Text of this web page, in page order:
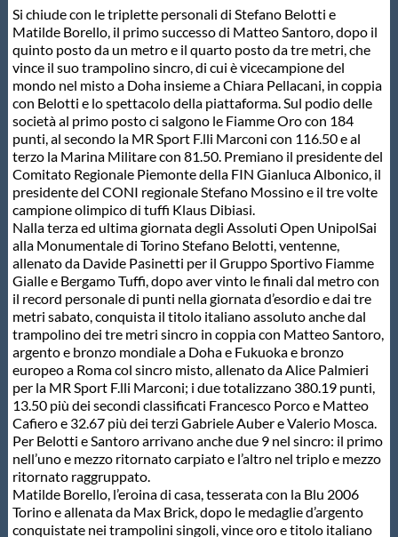
Scuole Nuoto
Propaganda
Centri Federali
Area Legislativa
Protezione Civile
Qualità
Sostenibilità
Privacy
Cookie Policy
Archivio News
Si chiude con le triplette personali di Stefano Belotti e
Matilde Borello, il primo successo di Matteo Santoro, dopo il
quinto posto da un metro e il quarto posto da tre metri, che
vince il suo trampolino sincro, di cui è vicecampione del
mondo nel misto a Doha insieme a Chiara Pellacani, in coppia
con Belotti e lo spettacolo della piattaforma. Sul podio delle
società al primo posto ci salgono le Fiamme Oro con 184
punti, al secondo la MR Sport F.lli Marconi con 116.50 e al
terzo la Marina Militare con 81.50. Premiano il presidente del
Comitato Regionale Piemonte della FIN Gianluca Albonico, il
presidente del CONI regionale Stefano Mossino e il tre volte
campione olimpico di tuffi Klaus Dibiasi.
Nalla terza ed ultima giornata degli Assoluti Open UnipolSai
alla Monumentale di Torino Stefano Belotti, ventenne,
allenato da Davide Pasinetti per il Gruppo Sportivo Fiamme
Gialle e Bergamo Tuffi, dopo aver vinto le finali dal metro con
il record personale di punti nella giornata d’esordio e dai tre
metri sabato, conquista il titolo italiano assoluto anche dal
trampolino dei tre metri sincro in coppia con Matteo Santoro,
argento e bronzo mondiale a Doha e Fukuoka e bronzo
europeo a Roma col sincro misto, allenato da Alice Palmieri
per la MR Sport F.lli Marconi; i due totalizzano 380.19 punti,
13.50 più dei secondi classificati Francesco Porco e Matteo
Cafiero e 32.67 più dei terzi Gabriele Auber e Valerio Mosca.
Per Belotti e Santoro arrivano anche due 9 nel sincro: il primo
nell’uno e mezzo ritornato carpiato e l’altro nel triplo e mezzo
ritornato raggruppato.
Matilde Borello, l’eroina di casa, tesserata con la Blu 2006
Torino e allenata da Max Brick, dopo le medaglie d’argento
conquistate nei trampolini singoli, vince oro e titolo italiano